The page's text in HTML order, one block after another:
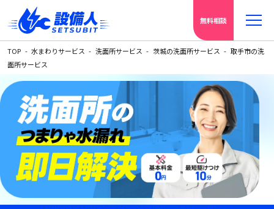
無料相談
TOP 水まわりサービス 洗面所サービス 茨城の洗面所サービス
取手市の洗
面所サービス